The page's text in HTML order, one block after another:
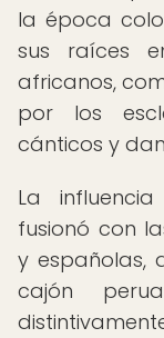
la época
sus raíces
africanos,
por los
cánticos y
La
fusionó con
y españolas,
cajón